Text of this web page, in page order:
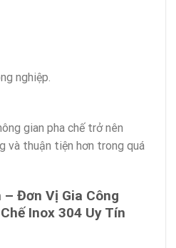
nghiệp.
gian pha chế trở nên
và thuận tiện hơn trong quá
Đơn Vị Gia Công
Inox 304 Uy Tín